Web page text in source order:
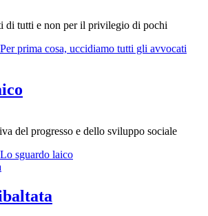
di tutti e non per il privilegio di pochi
prima cosa, uccidiamo tutti gli avvocati
del progresso e dello sviluppo sociale
sguardo laico